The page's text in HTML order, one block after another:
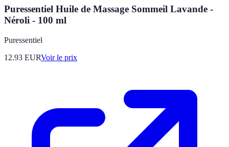
Puressentiel Huile de Massage Sommeil Lavande -
Néroli - 100 ml
Puressentiel
12.93 EURVoir le prix